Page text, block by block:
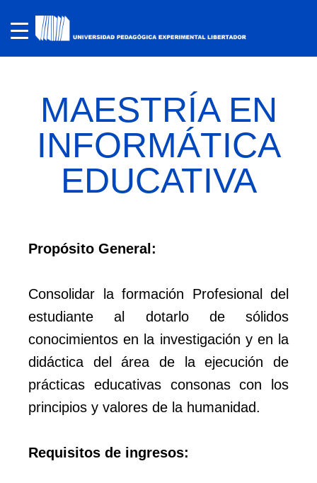
MAESTRÍA EN
INFORMÁTICA
EDUCATIVA
Propósito General:
Consolidar la formación Profesional del
estudiante al dotarlo de sólidos
conocimientos en la investigación y en la
didáctica del área de la ejecución de
prácticas educativas consonas con los
principios y valores de la humanidad.
Requisitos de ingresos: